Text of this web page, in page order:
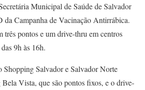
Municipal de Saúde de Salvador
Campanha de Vacinação Antirrábica.
três pontos e um drive-thru em centros
9h às 16h.
Shopping Salvador e Salvador Norte
Vista, que são pontos fixos, e o drive-